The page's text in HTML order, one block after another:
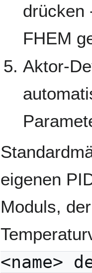
drücken
FHEM
Aktor-
eigenen
Moduls,
<name>